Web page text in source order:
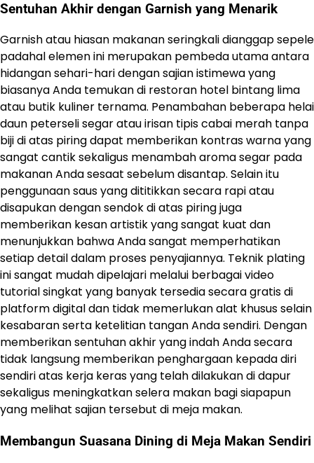
Sentuhan Akhir dengan Garnish yang Menarik
Garnish atau hiasan makanan seringkali dianggap sepele
padahal elemen ini merupakan pembeda utama antara
hidangan sehari-hari dengan sajian istimewa yang
biasanya Anda temukan di restoran hotel bintang lima
atau butik kuliner ternama. Penambahan beberapa helai
daun peterseli segar atau irisan tipis cabai merah tanpa
biji di atas piring dapat memberikan kontras warna yang
sangat cantik sekaligus menambah aroma segar pada
makanan Anda sesaat sebelum disantap. Selain itu
penggunaan saus yang dititikkan secara rapi atau
disapukan dengan sendok di atas piring juga
memberikan kesan artistik yang sangat kuat dan
menunjukkan bahwa Anda sangat memperhatikan
setiap detail dalam proses penyajiannya. Teknik plating
ini sangat mudah dipelajari melalui berbagai video
tutorial singkat yang banyak tersedia secara gratis di
platform digital dan tidak memerlukan alat khusus selain
kesabaran serta ketelitian tangan Anda sendiri. Dengan
memberikan sentuhan akhir yang indah Anda secara
tidak langsung memberikan penghargaan kepada diri
sendiri atas kerja keras yang telah dilakukan di dapur
sekaligus meningkatkan selera makan bagi siapapun
yang melihat sajian tersebut di meja makan.
Membangun Suasana Dining di Meja Makan Sendiri